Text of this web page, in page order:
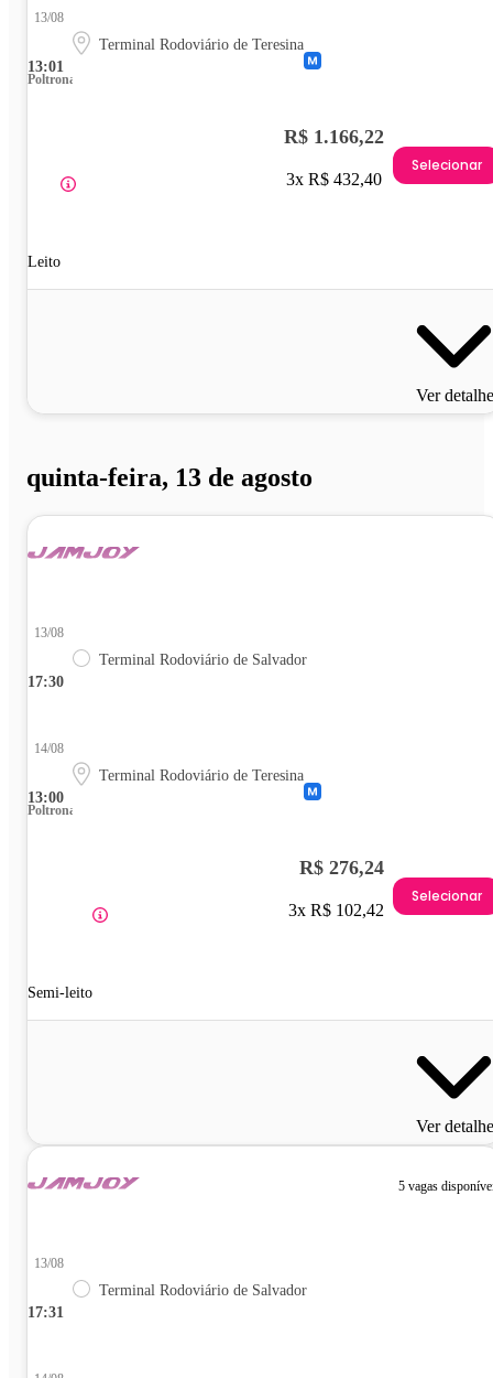
13:01
13/08
Terminal Rodoviário de Teresina
Poltrona
Leito
R$ 1.166,22
3x R$ 432,40
Selecionar
Ver
quinta-feira, 13 de agosto
17:30
13/08
Terminal Rodoviário de Salvador
13:00
14/08
Terminal Rodoviário de Teresina
Poltrona
Semi-leito
R$ 276,24
3x R$ 102,42
Selecionar
Ver
5 vagas
17:31
13/08
Terminal Rodoviário de Salvador